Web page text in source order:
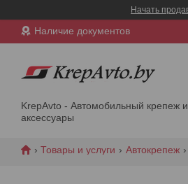
Начать
Наличие документов
KrepAvto - Автомобильный крепеж и
аксессуары
Товары и услуги Автокрепеж